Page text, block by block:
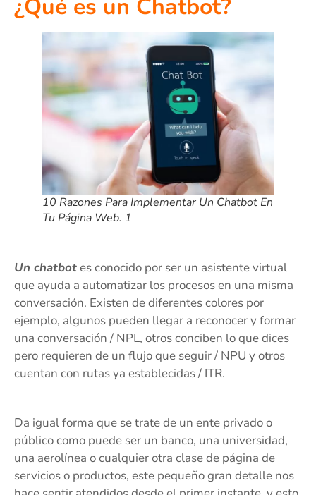
¿Qué es un Chatbot?
10 Razones Para Implementar Un Chatbot En
Tu Página Web. 1
Un chatbotes conocido por ser un asistente virtual
que ayuda a automatizar los procesos en una misma
conversación. Existen de diferentes colores por
ejemplo, algunos pueden llegar a reconocer y formar
una conversación / NPL, otros conciben lo que dices
pero requieren de un flujo que seguir / NPU y otros
cuentan con rutas ya establecidas / ITR.
Da igual forma que se trate de un ente privado o
público como puede ser un banco, una universidad,
una aerolínea o cualquier otra clase de página de
servicios o productos, este pequeño gran detalle nos